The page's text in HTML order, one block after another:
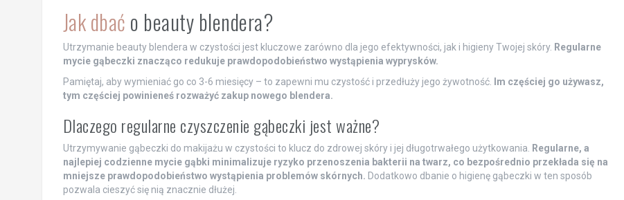
Jak dbać o beauty blendera?
Utrzymanie beauty blendera w czystości jest kluczowe zarówno dla jego efektywności, jak i higieny Twojej skóry. Regularne
mycie gąbeczki znacząco redukuje prawdopodobieństwo wystąpienia wyprysków.
Pamiętaj, aby wymieniać go co 3-6 miesięcy – to zapewni mu czystość i przedłuży jego żywotność.
Im częściej go używasz,
tym częściej powinieneś rozważyć zakup nowego blendera.
Dlaczego regularne czyszczenie gąbeczki jest ważne?
Utrzymywanie gąbeczki do makijażu w czystości to klucz do zdrowej skóry i jej długotrwałego użytkowania.
Regularne, a
najlepiej codzienne mycie gąbki minimalizuje ryzyko przenoszenia bakterii na twarz, co bezpośrednio przekłada się na
mniejsze prawdopodobieństwo wystąpienia problemów skórnych. Dodatkowo dbanie o higienę gąbeczki w ten sposób
pozwala cieszyć się nią znacznie dłużej.